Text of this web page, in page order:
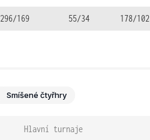
296/169 55/34 178/102
Smíšené čtyřhry
Hlavní turnaje